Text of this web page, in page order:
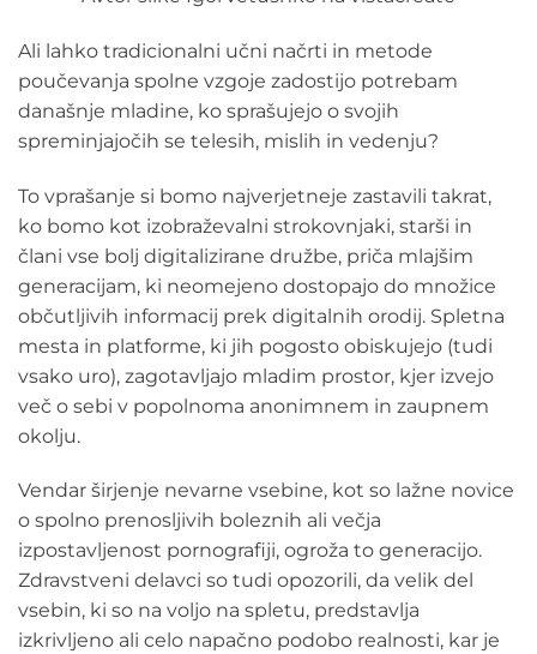
Ali lahko tradicionalni učni načrti in metode
poučevanja spolne vzgoje zadostijo potrebam
današnje mladine, ko sprašujejo o svojih
spreminjajočih se telesih, mislih in vedenju?
To vprašanje si bomo najverjetneje zastavili takrat,
ko bomo kot izobraževalni strokovnjaki, starši in
člani vse bolj digitalizirane družbe, priča mlajšim
generacijam, ki neomejeno dostopajo do množice
občutljivih informacij prek digitalnih orodij. Spletna
mesta in platforme, ki jih pogosto obiskujejo (tudi
vsako uro), zagotavljajo mladim prostor, kjer izvejo
več o sebi v popolnoma anonimnem in zaupnem
okolju.
Vendar širjenje nevarne vsebine, kot so lažne novice
o spolno prenosljivih boleznih ali večja
izpostavljenost pornografiji, ogroža to generacijo.
Zdravstveni delavci so tudi opozorili, da velik del
vsebin, ki so na voljo na spletu, predstavlja
izkrivljeno ali celo napačno podobo realnosti, kar je